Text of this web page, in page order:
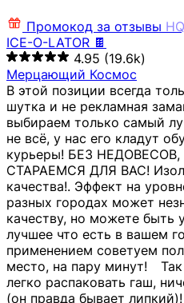
Промокод за отзывы HQ
ICE-O-LATOR 🍫
4.95 (19.6k)
Мерцающий Космос
В этой позиции всегда
шутка и не рекламная
выбираем только самый
не всё, у нас его кладут
курьеры! БЕЗ
СТАРАЕМСЯ ДЛЯ ВАС!
качества!. Эффект на
разных городах может
качеству, но можете быть
лучшее что есть в вашем
применением советуем
место, на пару минут!⠀
легко распаковать гаш,
(он правда бывает липкий)!